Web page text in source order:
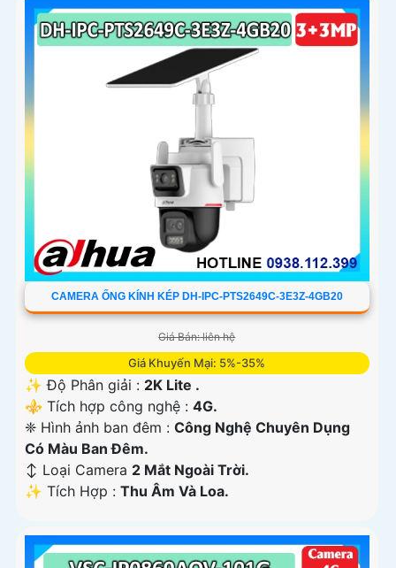
CAMERA ỐNG KÍNH KÉP DH-IPC-PTS2649C-3E3Z-4GB20
Giá Bán: liên hệ
Giá Khuyến Mại: 5%-35%
✨ Độ Phân giải : 2K Lite .
⚜️ Tích hợp công nghệ : 4G.
❈ Hình ảnh ban đêm : Công Nghệ Chuyên Dụng
Có Màu Ban Ðêm.
↕️ Loại Camera 2 Mắt Ngoài Trời.
️✨ Tích Hợp : Thu Âm Và Loa.